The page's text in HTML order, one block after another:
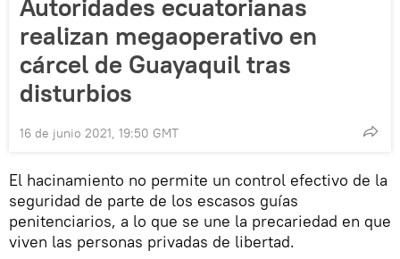
Autoridades ecuatorianas
realizan megaoperativo en
cárcel de Guayaquil tras
disturbios
16 de junio 2021, 19:50 GMT
El hacinamiento no permite un control efectivo de la
seguridad de parte de los escasos guías
penitenciarios, a lo que se une la precariedad en que
viven las personas privadas de libertad.